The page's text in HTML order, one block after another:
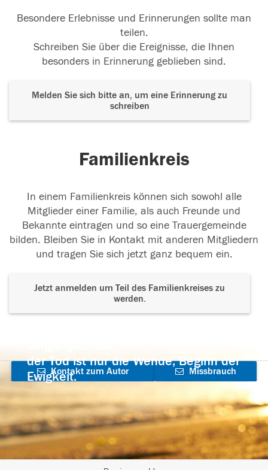
Besondere Erlebnisse und Erinnerungen sollte man
teilen.
Schreiben Sie über die Ereignisse, die Ihnen
besonders in Erinnerung geblieben sind.
Melden Sie sich bitte an, um eine Erinnerung zu
schreiben
Familienkreis
In einem Familienkreis können sich sowohl alle
Mitglieder einer Familie, als auch Freunde und
Bekannte eintragen und so eine Trauergemeinde
bilden. Bleiben Sie in Kontakt mit anderen Mitgliedern
und tragen Sie sich jetzt ganz bequem ein.
Jetzt anmelden um Teil des Familienkreises zu
werden.
der Tod ist nur die Wende, Beginn der
Ewigkeit.
Kontakt zum Autor
aufnehmen
Missbrauch